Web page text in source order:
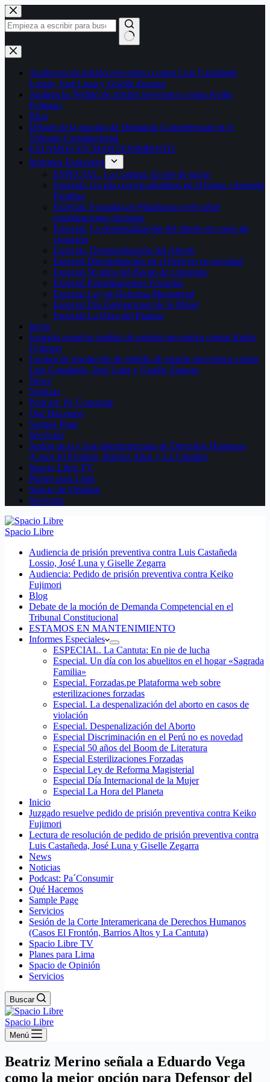
Saltar
al
contenido
Sin
resultados
Audiencia de prisión preventiva contra Luis Castañeda
Lossio, José Luna y Giselle Zegarra
Audiencia: Pedido de prisión preventiva contra Keiko
Fujimori
Blog
Debate de la moción de Demanda Competencial en el
Tribunal Constitucional
ESTAMOS EN MANTENIMIENTO
Informes Especiales
ESPECIAL. La Cantuta: En pie de lucha
Especial. Un día con los abuelitos en el hogar «Sagrada
Familia»
Especial. Forzadas.pe Plataforma web sobre
esterilizaciones forzadas
Especial. La despenalización del aborto en casos de
violación
Especial. Despenalización del Aborto
Especial Discriminación en el Perú no es novedad
Especial 50 años del Boom de Literatura
Especial Esterilizaciones Forzadas
Especial Ley de Reforma Magisterial
Especial Día Internacional de la Mujer
Especial La Hora del Planeta
Inicio
Juzgado resuelve pedido de prisión preventiva contra Keiko
Fujimori
Lectura de resolución de pedido de prisión preventiva contra
Luis Castañeda, José Luna y Giselle Zegarra
News
Noticias
Podcast: Pa´Consumir
Qué Hacemos
Sample Page
Servicios
Sesión de la Corte Interamericana de Derechos Humanos
(Casos El Frontón, Barrios Altos y La Cantuta)
Spacio Libre TV
Planes para Lima
Spacio de Opinión
Servicios
Spacio Libre
Audiencia de prisión preventiva contra Luis Castañeda
Lossio, José Luna y Giselle Zegarra
Audiencia: Pedido de prisión preventiva contra Keiko
Fujimori
Blog
Debate de la moción de Demanda Competencial en el
Tribunal Constitucional
ESTAMOS EN MANTENIMIENTO
Informes Especiales
ESPECIAL. La Cantuta: En pie de lucha
Especial. Un día con los abuelitos en el hogar «Sagrada
Familia»
Especial. Forzadas.pe Plataforma web sobre
esterilizaciones forzadas
Especial. La despenalización del aborto en casos de
violación
Especial. Despenalización del Aborto
Especial Discriminación en el Perú no es novedad
Especial 50 años del Boom de Literatura
Especial Esterilizaciones Forzadas
Especial Ley de Reforma Magisterial
Especial Día Internacional de la Mujer
Especial La Hora del Planeta
Inicio
Juzgado resuelve pedido de prisión preventiva contra Keiko
Fujimori
Lectura de resolución de pedido de prisión preventiva contra
Luis Castañeda, José Luna y Giselle Zegarra
News
Noticias
Podcast: Pa´Consumir
Qué Hacemos
Sample Page
Servicios
Sesión de la Corte Interamericana de Derechos Humanos
(Casos El Frontón, Barrios Altos y La Cantuta)
Spacio Libre TV
Planes para Lima
Spacio de Opinión
Servicios
Buscar
Spacio Libre
Menú
Beatriz Merino señala a Eduardo Vega
como la mejor opción para Defensor del